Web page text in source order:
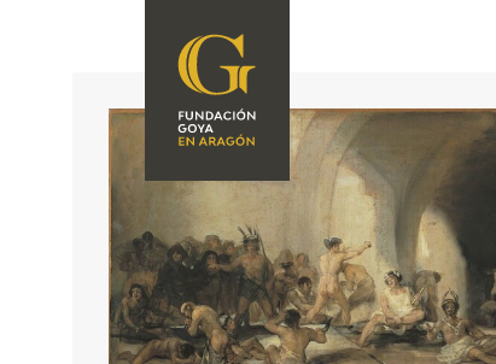
FUNDACIÓN
INVESTIGACIÓN Y
DOCUMENTACIÓN
ACCIÓN
CORPORATIVA
SEDE
PROGRAMACIÓN
EXPOSICIONES
ACTIVIDADES